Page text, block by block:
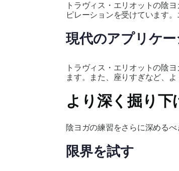
トラヴィス・エリオットの陰
ピレーションを受けています
現代のアプリケ
トラヴィス・エリオットの陰
ます。また、座りすぎなど、
より深く掘り下
陰ヨガの練習をさらに深める
限界を試す